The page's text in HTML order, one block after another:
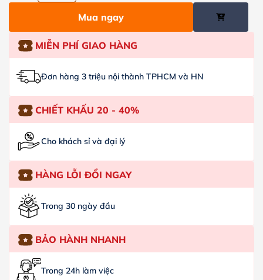
Mua ngay
MIỄN PHÍ GIAO HÀNG
Đơn hàng 3 triệu nội thành TPHCM và HN
CHIẾT KHẤU 20 - 40%
Cho khách sỉ và đại lý
HÀNG LỖI ĐỔI NGAY
Trong 30 ngày đầu
BẢO HÀNH NHANH
Trong 24h làm việc